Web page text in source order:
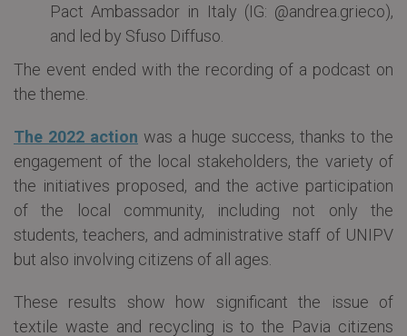
Pact Ambassador in Italy (IG: @andrea.grieco),
and led by Sfuso Diffuso.
The event ended with the recording of a podcast on
the theme.
The 2022 action was a huge success, thanks to the
engagement of the local stakeholders, the variety of
the initiatives proposed, and the active participation
of the local community, including not only the
students, teachers, and administrative staff of UNIPV
but also involving citizens of all ages.
These results show how significant the issue of
textile waste and recycling is to the Pavia citizens